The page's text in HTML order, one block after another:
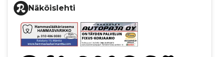
Näköislehti